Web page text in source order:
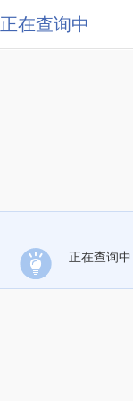
正在查询中
正在查询